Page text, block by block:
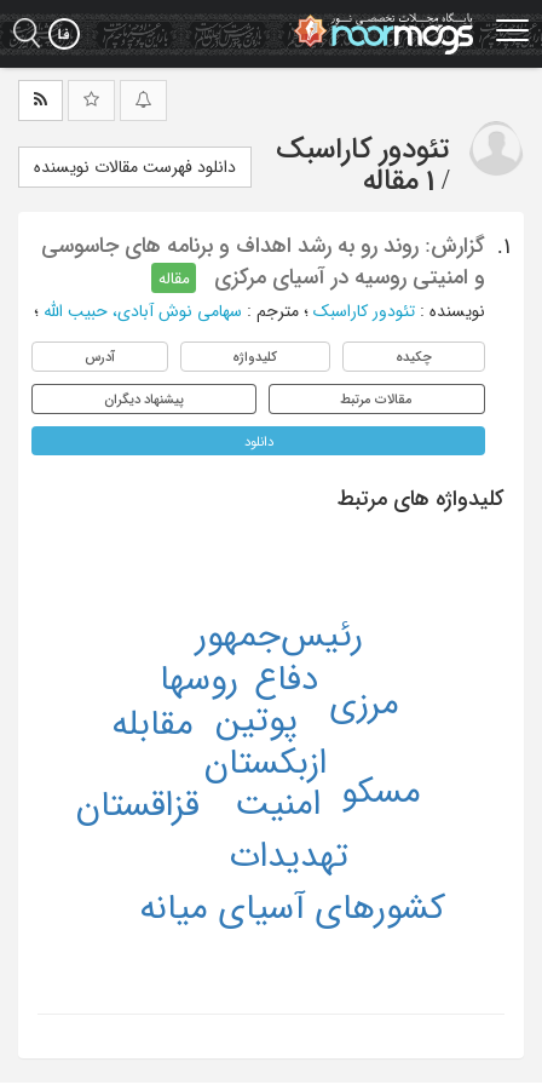
Skip
to
main
تئودور کاراسبک
/ 1 مقاله دانلود فهرست مقالات نویسنده
1.
گزارش: روند رو به رشد اهداف و برنامه های جاسوسی
و امنیتی روسیه در آسیای مرکزی
مقاله
نویسنده : تئودور کاراسبک ؛ مترجم : سهامی نوش آبادی، حبیب الله ؛
چکیده کلیدواژه آدرس
مقالات مرتبط پیشنهاد دیگران
دانلود
کلیدواژه های مرتبط
ازبکستان
امنیت
پوتین
تهدیدات
دفاع
رئیس‌جمهور
روسها
قزاقستان
مرزی
مسکو
مقابله
کشورهای آسیای میانه